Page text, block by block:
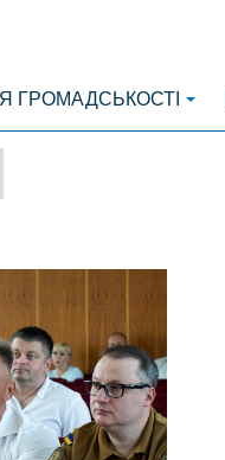
ГРОМАДСЬКОСТІ